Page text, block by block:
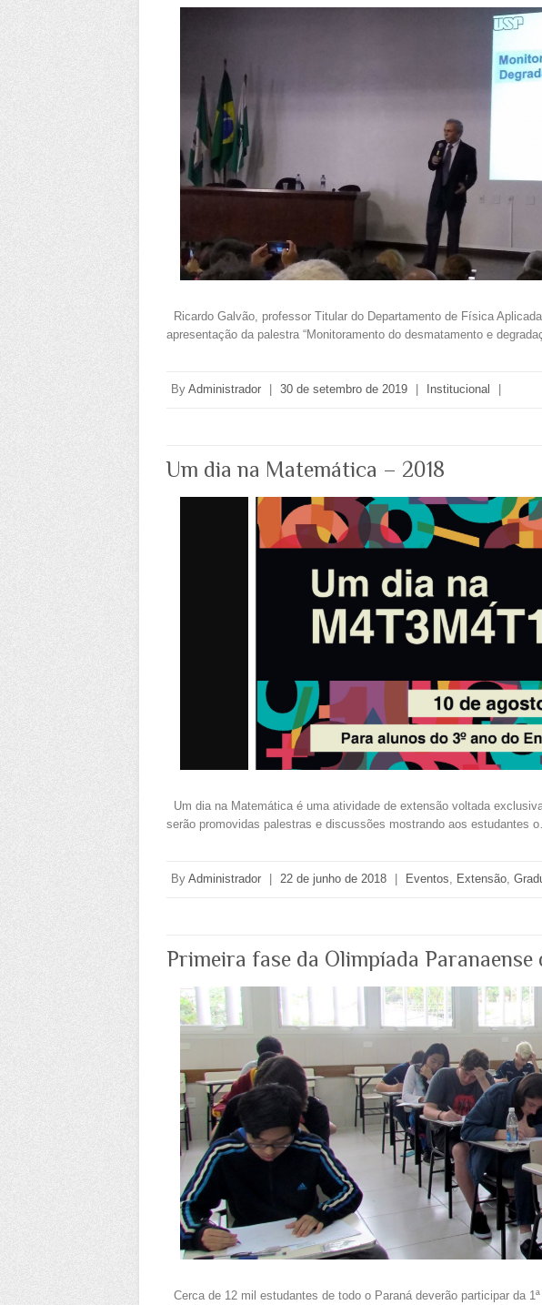
Ricardo Galvão, professor Titular do Departamento de Física
apresentação da palestra “Monitoramento do desmatamento e
By Administrador | 30 de setembro de 2019 | Institucional |
Um dia na Matemática – 2018
Um dia na Matemática é uma atividade de extensão voltada
serão promovidas palestras e discussões mostrando aos estudantes
By Administrador | 22 de junho de 2018 | Eventos Extensão
Primeira fase da Olimpíada
Cerca de 12 mil estudantes de todo o Paraná deverão participar da